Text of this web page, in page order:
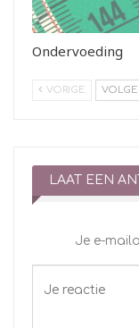
Ondervoeding
VORIGE
LAAT EEN
Je e-